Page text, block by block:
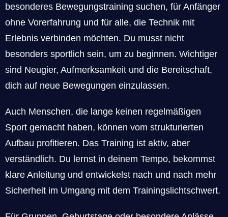
besonderes Bewegungstraining suchen, für Anfänger
ohne Vorerfahrung und für alle, die Technik mit
Erlebnis verbinden möchten. Du musst nicht
besonders sportlich sein, um zu beginnen. Wichtiger
sind Neugier, Aufmerksamkeit und die Bereitschaft,
dich auf neue Bewegungen einzulassen.
Auch Menschen, die lange keinen regelmäßigen
Sport gemacht haben, können vom strukturierten
Aufbau profitieren. Das Training ist aktiv, aber
verständlich. Du lernst in deinem Tempo, bekommst
klare Anleitung und entwickelst nach und nach mehr
Sicherheit im Umgang mit dem Trainingslichtschwert.